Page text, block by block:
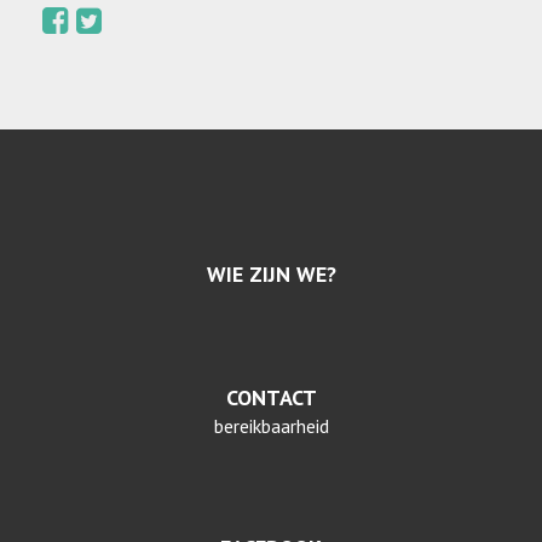
WIE ZIJN WE?
CONTACT
bereikbaarheid